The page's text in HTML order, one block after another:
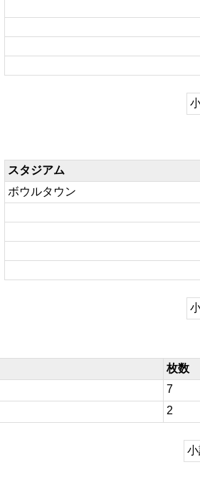
スタジアム
ボウルタウン
枚数
7
2